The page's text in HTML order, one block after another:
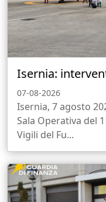
Isernia:
07-08-2026
Isernia, 7 agosto
Sala Operativa del
Vigili del Fu...